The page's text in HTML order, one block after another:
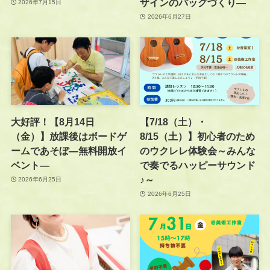
2026年7月15日
2026年6月27日
大好評！【8月14日
（金）】放課後はボードゲ
ームであそぼ―無料開放イ
ベント―
2026年6月25日
【7/18（土）・
8/15（土）】初心者のため
のウクレレ体験会～みんな
で奏でるハッピーサウンド
♪～
2026年6月25日